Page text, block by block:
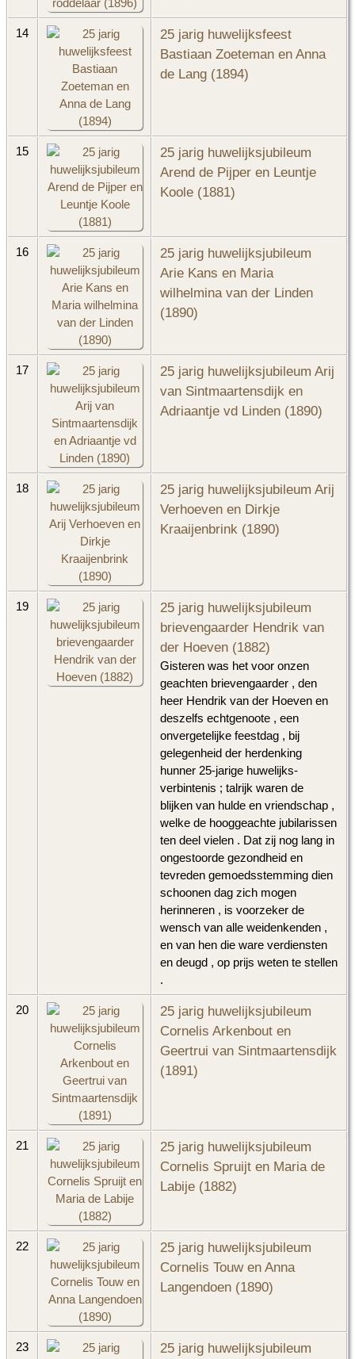
14
25 jarig huwelijksfeest
Bastiaan Zoeteman en Anna
de Lang (1894)
15
25 jarig huwelijksjubileum
Arend de Pijper en Leuntje
Koole (1881)
16
25 jarig huwelijksjubileum
Arie Kans en Maria
wilhelmina van der Linden
(1890)
17
25 jarig huwelijksjubileum Arij
van Sintmaartensdijk en
Adriaantje vd Linden (1890)
18
25 jarig huwelijksjubileum Arij
Verhoeven en Dirkje
Kraaijenbrink (1890)
19
25 jarig huwelijksjubileum
brievengaarder Hendrik van
der Hoeven (1882)
Gisteren was het voor onzen
geachten brievengaarder , den
heer Hendrik van der Hoeven en
deszelfs echtgenoote , een
onvergetelijke feestdag , bij
gelegenheid der herdenking
hunner 25-jarige huwelijks-
verbintenis ; talrijk waren de
blijken van hulde en vriendschap ,
welke de hooggeachte jubilarissen
ten deel vielen . Dat zij nog lang in
ongestoorde gezondheid en
tevreden gemoedsstemming dien
schoonen dag zich mogen
herinneren , is voorzeker de
wensch van alle weidenkenden ,
en van hen die ware verdiensten
en deugd , op prijs weten te stellen
.
20
25 jarig huwelijksjubileum
Cornelis Arkenbout en
Geertrui van Sintmaartensdijk
(1891)
21
25 jarig huwelijksjubileum
Cornelis Spruijt en Maria de
Labije (1882)
22
25 jarig huwelijksjubileum
Cornelis Touw en Anna
Langendoen (1890)
23 25 jarig huwelijksjubileum